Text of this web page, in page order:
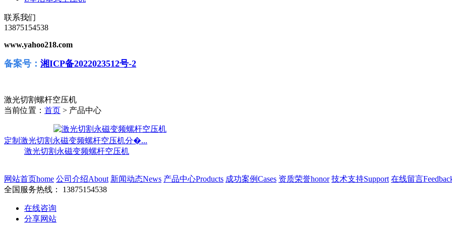
联系我们
13875154538
www.yahoo218.com
备案号： 湘ICP备2022023512号-2
激光切割螺杆空压机
当前位置： 首页 > 产品中心
定制激光切割永磁变频螺杆空压机分�...
激光切割永磁变频螺杆空压机
网站首页home 公司介绍About 新闻动态News 产品中心Products 成功案例Cases 资质荣誉honor 技术支持Support 在线留言
全国服务热线： 13875154538
在线咨询
分享网站